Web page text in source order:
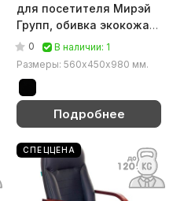
для посетителя Мирэй
Групп, обивка экокожа
(Чёрный)
0
В наличии: 1
Размеры: 560х450х980 мм.
Подробнее
СПЕЦЦЕНА